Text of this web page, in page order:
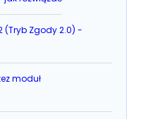
(Tryb Zgody 2.0) -
moduł